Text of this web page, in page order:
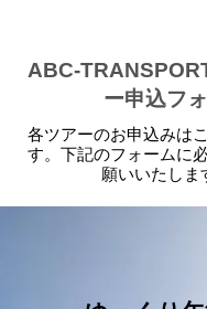
ABC-
ー申込フ
各ツアーのお申込みは
す。下記のフォームに
願いいたし